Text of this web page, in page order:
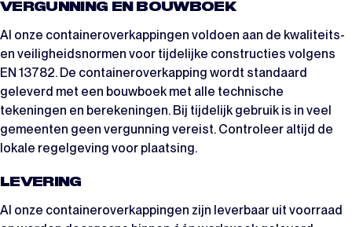
VERGUNNING EN BOUWBOEK
Al onze containeroverkappingen voldoen aan de kwaliteits-
en veiligheidsnormen voor tijdelijke constructies volgens
EN 13782. De containeroverkapping wordt standaard
geleverd met een bouwboek met alle technische
tekeningen en berekeningen. Bij tijdelijk gebruik is in veel
gemeenten geen vergunning vereist. Controleer altijd de
lokale regelgeving voor plaatsing.
LEVERING
Al onze containeroverkappingen zijn leverbaar uit voorraad